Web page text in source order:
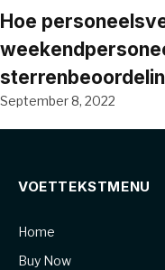
Hoe
September 8, 2022
VOETTEKSTMENU
Home
Buy Now